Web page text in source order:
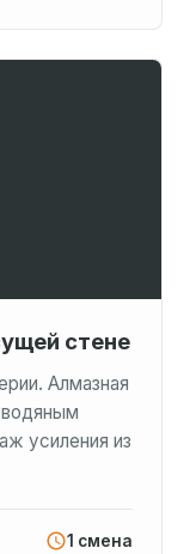
стене
Алмазная
усиления из
1 смена